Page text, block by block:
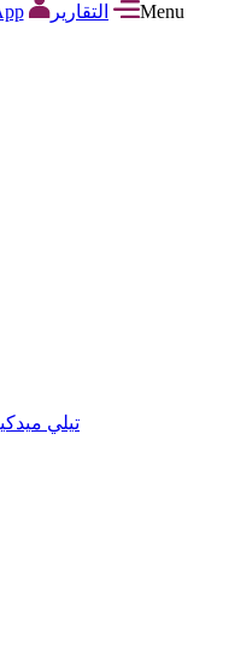
التقارير
Menu
تيلي